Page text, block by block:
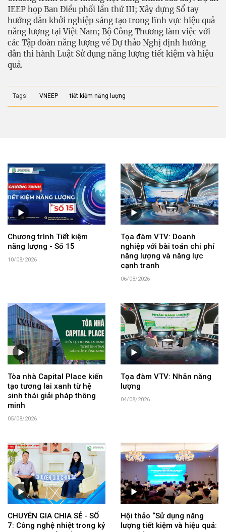
IEEP họp Ban Điều phối lần thứ III; Xây dựng Sổ tay
hướng dẫn khởi nghiệp sáng tạo trong lĩnh vực hiệu quả
năng lượng tại Việt Nam; Bộ Công Thương làm việc với
các Tập đoàn năng lượng về Dự thảo Nghị định hướng
dẫn thi hành Luật Sử dụng năng lượng tiết kiệm và hiệu
quả.
Tags: VNEEP tiết kiệm năng lượng
Chương trình Tiết kiệm
năng lượng - Số 15
10/08/2026
Tọa đàm VTV: Doanh
nghiệp với bài toán chi phí
năng lượng và năng lực
cạnh tranh
06/08/2026
Tòa nhà Capital Place kiến
tạo tương lai xanh từ hệ
sinh thái giải pháp thông
minh
05/08/2026
Tọa đàm VTV: Nhãn năng
lượng
04/08/2026
CHUYÊN GIA CHIA SẺ - SỐ
7: Công nghệ nhiệt trong kỷ
Hội thảo “Sử dụng năng
lượng tiết kiệm và hiệu quả: